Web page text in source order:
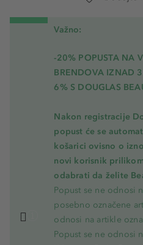
Važno:
-20% POPUSTA NA
BRENDOVA IZNAD
6% S DOUGLAS
Nakon registracije
popust će se
košarici ovisno o
novi korisnik
odabrati da želite
Popust se ne odnosi
posebno označene
odnosi na artikle
Popust se ne odnosi